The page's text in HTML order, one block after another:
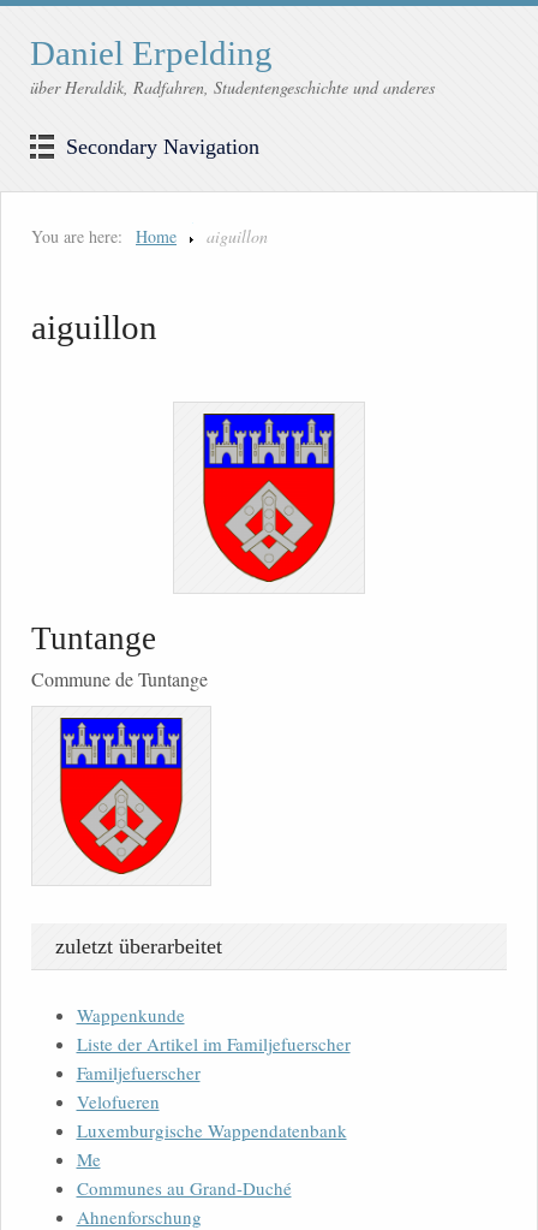
Daniel Erpelding
über Heraldik, Radfahren, Studentengeschichte und anderes
Secondary Navigation
You are here: Home aiguillon
aiguillon
Tuntange
Commune de Tuntange
zuletzt überarbeitet
Wappenkunde
Liste der Artikel im Familjefuerscher
Familjefuerscher
Velofueren
Luxemburgische Wappendatenbank
Me
Communes au Grand-Duché
Ahnenforschung